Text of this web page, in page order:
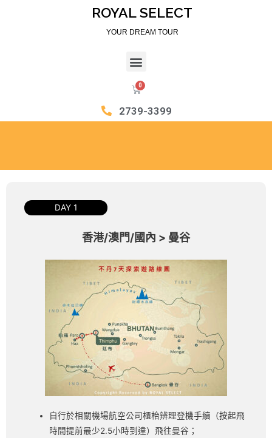
ROYAL SELECT
YOUR DREAM TOUR
2739-3399
DAY 1
香港/澳門/國內 > 曼谷
自行於相關機場航空公司櫃枱辨理登機手續（按起飛
時間提前最少2.5小時到達）飛往曼谷；